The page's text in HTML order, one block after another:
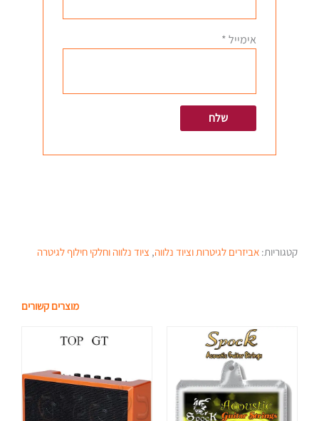
אימייל*
קטגוריות: אביזרים לגיטרות וציוד נלווה, ציוד נלווה וחלקי חילוף לגיטרה
מוצרים קשורים